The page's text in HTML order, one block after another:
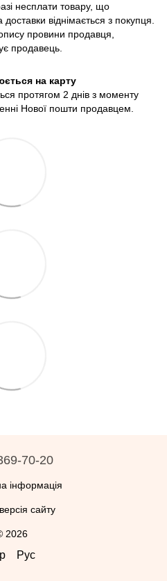
несплати товару, що
віднімається з покупця.
провини продавця,
продавець.
на карту
протягом 2 днів з моменту
Нової пошти продавцем.
70-20
інформація
сайту
2026
Рус